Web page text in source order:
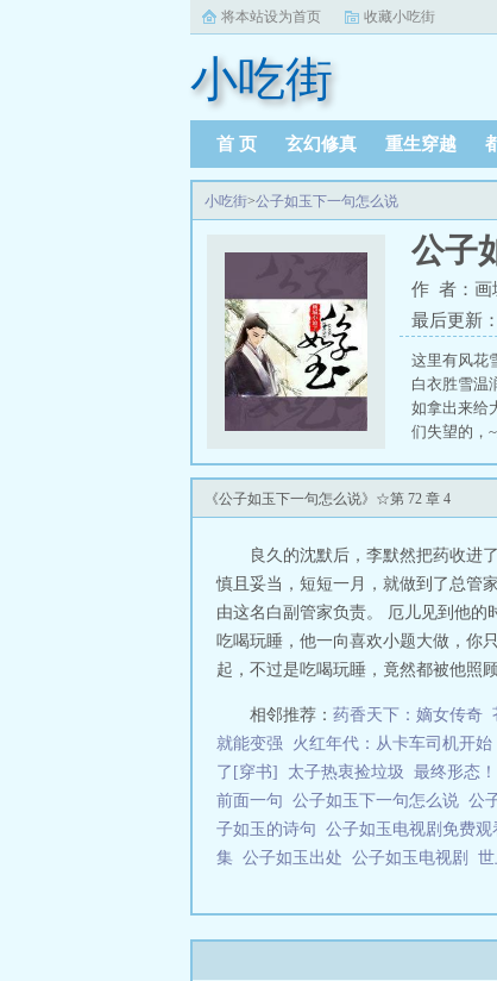
将本站设为首页 收藏小吃街
小吃街
首 页 玄幻修真 重生穿越
小吃街>公子如玉下一句怎么说
公子
作 者：画
最后更新
这里有风花
白衣胜雪温
如拿出来给
们失望的，
《公子如玉下一句怎么说》☆第 72 章 4
良久的沈默后，李默然把药收进
慎且妥当，短短一月，就做到了总管
由这名白副管家负责。 厄儿见到他的
吃喝玩睡，他一向喜欢小题大做，你
起，不过是吃喝玩睡，竟然都被他照
相邻推荐： 药香天下：嫡女传奇
就能变强
火红年代：从卡车司机开始
了[穿书]
太子热衷捡垃圾 最终形态！
前面一句 公子如玉下一句怎么说 公
子如玉的诗句 公子如玉电视剧免费观
集 公子如玉出处 公子如玉电视剧